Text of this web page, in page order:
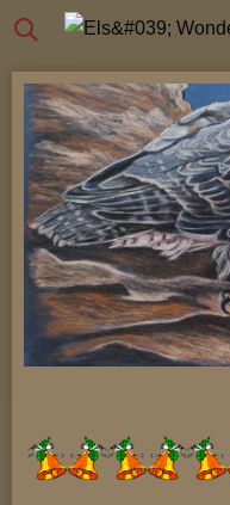
Ga
naar
de
hoofdinhoud